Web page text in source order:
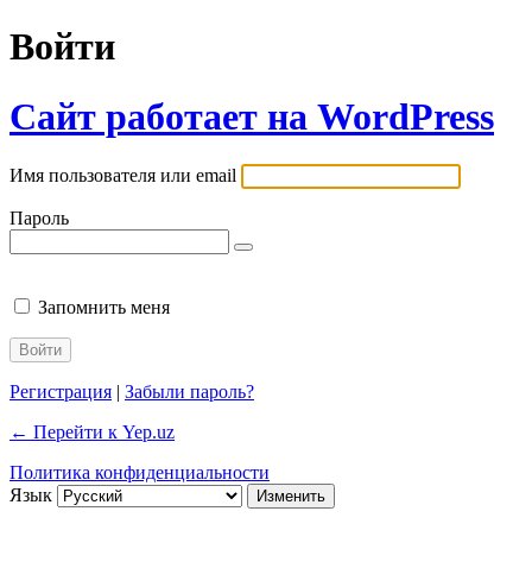
Войти
Сайт работает на WordPress
Имя пользователя или email
Пароль
Запомнить меня
Регистрация | Забыли пароль?
← Перейти к Yep.uz
Политика конфиденциальности
Язык